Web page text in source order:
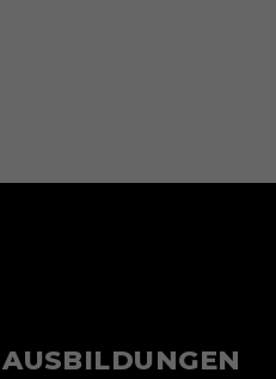
AUSBILDUNGEN